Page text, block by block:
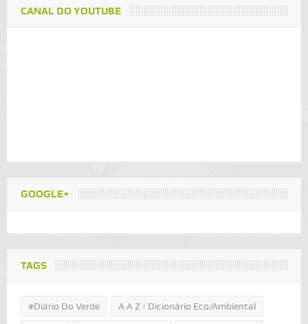
CANAL DO YOUTUBE
GOOGLE+
TAGS
#Diário Do Verde A A Z | Dicionário Eco/Ambiental